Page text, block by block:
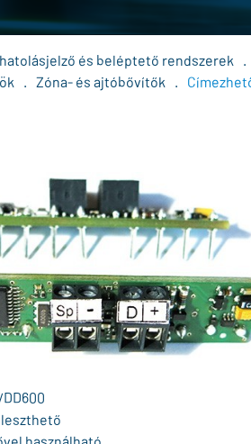
és beléptető rendszerek
.
. Zóna- és ajtóbővítők .